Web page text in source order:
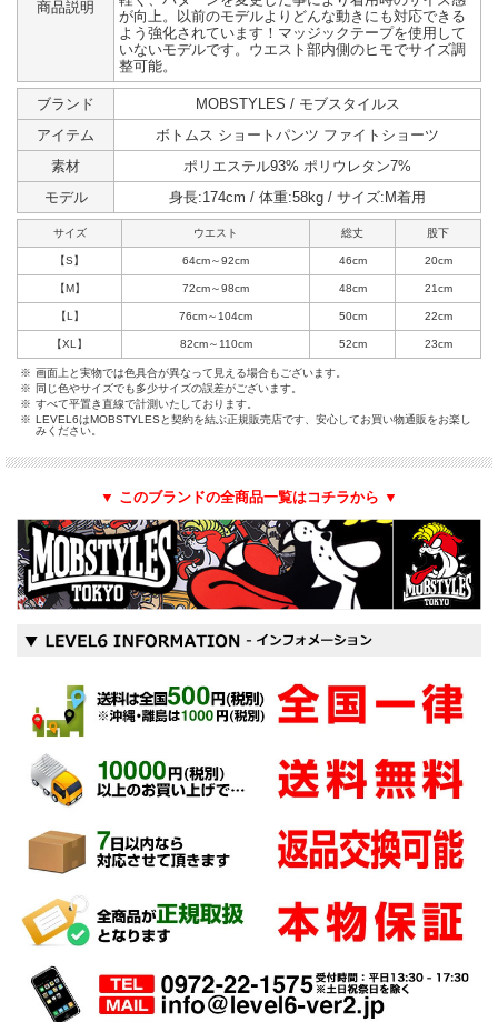
商品説明
が向上。以前のモデルよりどんな動きにも対応できる
よう強化されています！マッジックテープを使用して
いないモデルです。ウエスト部内側のヒモでサイズ調
整可能。
ブランド
MOBSTYLES / モブスタイルス
アイテム
ボトムス ショートパンツ ファイトショーツ
素材
ポリエステル93% ポリウレタン7%
モデル
身長:174cm / 体重:58kg / サイズ:M着用
サイズ ウエスト 総丈 股下
【S】 64cm～92cm 46cm 20cm
【M】 72cm～98cm 48cm 21cm
【L】 76cm～104cm 50cm 22cm
【XL】 82cm～110cm 52cm 23cm
※ 画面上と実物では色具合が異なって見える場合もございます。
※
同じ色やサイズでも多少サイズの誤差がございます。
※ すべて平置き直線で計測いたしております。
※ LEVEL6はMOBSTYLESと契約を結ぶ正規販売店です、安心してお買い物通販をお楽し
みください。
▼ このブランドの全商品一覧はコチラから ▼